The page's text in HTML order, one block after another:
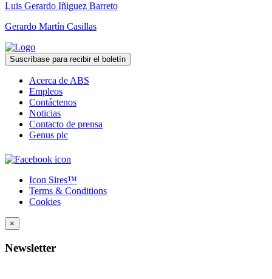
Luis Gerardo Iñiguez Barreto
Gerardo Martín Casillas
Suscríbase para recibir el boletín
Acerca de ABS
Empleos
Contáctenos
Noticias
Contacto de prensa
Genus plc
Icon Sires™
Terms & Conditions
Cookies
×
Newsletter